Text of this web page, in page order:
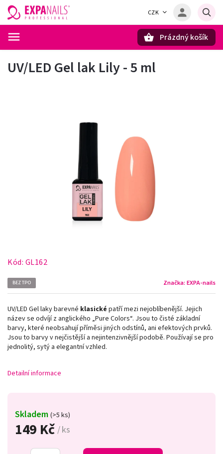
CZK
Prázdný košík
UV/LED Gel lak Lily - 5 ml
Kód: GL162
BEZ TPO Značka: EXPA-nails
149 Kč / ks
Skladem (>5 ks)
UV/LED Gel laky barevné klasické patří mezi nejoblíbenější. Jejich
název se odvíjí z anglického „Pure Colors“. Jsou to čisté základní
barvy, které neobsahují příměsi jiných odstínů, ani efektových prvků.
Jsou to barvy v nejčistější a nejintenzivnější podobě. Používají se pro
jednolitý, sytý a elegantní vzhled.
Detailní informace